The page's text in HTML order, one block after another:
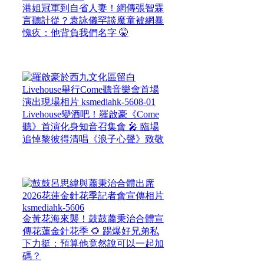
港姐冠軍到自省人妻！網傳張智霖
言聽計從？袁詠儀罕談魔童被網暴
愧疚：他背負我們名字 🤫
Livehouse變酒吧！羅啟豪《Come
聽》首演化身知音召集會 🎤 臨場
追悼黎彼得清唱《浪子心聲》致敬
金黃花海來襲！鼓鼓蕭秉治合體宣
傳花蓮金針花季 🌻 踢爆好兄弟私
下力挺：預算他竟然說可以一起加
碼？